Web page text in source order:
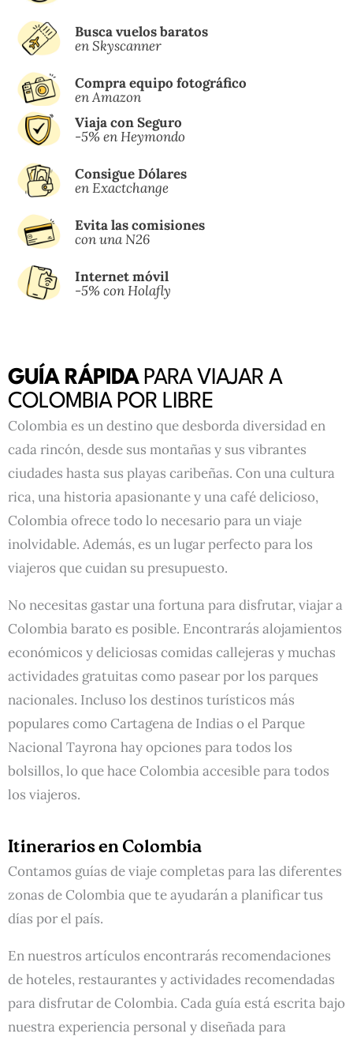
Busca vuelos baratos
en Skyscanner
Compra equipo fotográfico
en Amazon
Viaja con Seguro
-5% en Heymondo
Consigue Dólares
en Exactchange
Evita las comisiones
con una N26
Internet móvil
-5% con Holafly
GUÍA RÁPIDAPARA VIAJAR A
COLOMBIA POR LIBRE
Colombia es un destino que desborda diversidad en
cada rincón, desde sus montañas y sus vibrantes
ciudades hasta sus playas caribeñas. Con una cultura
rica, una historia apasionante y una café delicioso,
Colombia ofrece todo lo necesario para un viaje
inolvidable. Además, es un lugar perfecto para los
viajeros que cuidan su presupuesto.
No necesitas gastar una fortuna para disfrutar, viajar a
Colombia barato es posible. Encontrarás alojamientos
económicos y deliciosas comidas callejeras y muchas
actividades gratuitas como pasear por los parques
nacionales. Incluso los destinos turísticos más
populares como Cartagena de Indias o el Parque
Nacional Tayrona hay opciones para todos los
bolsillos, lo que hace Colombia accesible para todos
los viajeros.
Itinerarios en Colombia
Contamos guías de viaje completas para las diferentes
zonas de Colombia que te ayudarán a planificar tus
días por el país.
En nuestros artículos encontrarás recomendaciones
de hoteles, restaurantes y actividades recomendadas
para disfrutar de Colombia. Cada guía está escrita bajo
nuestra experiencia personal y diseñada para